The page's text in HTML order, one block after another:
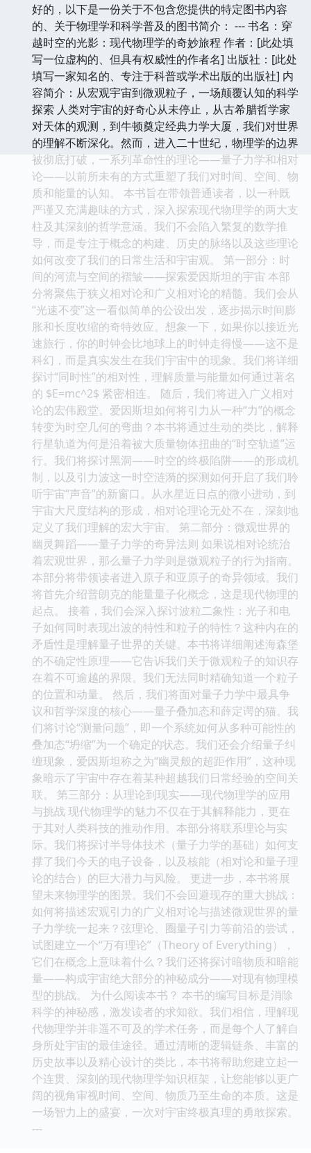
好的，以下是一份关于不包含您提供的特定图书内容
的、关于物理学和科学普及的图书简介： --- 书名：穿
越时空的光影：现代物理学的奇妙旅程 作者：[此处填
写一位虚构的、但具有权威性的作者名] 出版社：[此处
填写一家知名的、专注于科普或学术出版的出版社] 内
容简介：从宏观宇宙到微观粒子，一场颠覆认知的科学
探索 人类对宇宙的好奇心从未停止，从古希腊哲学家
对天体的观测，到牛顿奠定经典力学大厦，我们对世界
的理解不断深化。然而，进入二十世纪，物理学的边界
被彻底打破，一系列革命性的理论——量子力学和相对
论——以前所未有的方式重塑了我们对时间、空间、物
质和能量的认知。 本书旨在带领普通读者，以一种既
严谨又充满趣味的方式，深入探索现代物理学的两大支
柱及其深刻的哲学意涵。我们不会陷入繁复的数学推
导，而是专注于概念的构建、历史的脉络以及这些理论
如何改变了我们的日常生活和宇宙观。 第一部分：时
间的河流与空间的褶皱——探索爱因斯坦的宇宙 本部
分将聚焦于狭义相对论和广义相对论的精髓。我们会从
“光速不变”这一看似简单的公设出发，逐步揭示时间膨
胀和长度收缩的奇特效应。想象一下，如果你以接近光
速旅行，你的时钟会比地球上的时钟走得慢——这不是
科幻，而是真实发生在我们宇宙中的现象。我们将详细
探讨“同时性”的相对性，理解质量与能量如何通过著名
的 $E=mc^2$ 紧密相连。 随后，我们将进入广义相对
论的宏伟殿堂。爱因斯坦如何将引力从一种“力”的概念
转变为时空几何的弯曲？本书将通过生动的类比，解释
行星轨道为何是沿着被大质量物体扭曲的“时空轨道”运
行。我们将探讨黑洞——时空的终极陷阱——的形成机
制，以及引力波这一时空涟漪的探测如何开启了我们聆
听宇宙“声音”的新窗口。从水星近日点的微小进动，到
宇宙大尺度结构的形成，相对论理论无处不在，深刻地
定义了我们理解的宏大宇宙。 第二部分：微观世界的
幽灵舞蹈——量子力学的奇异法则 如果说相对论统治
着宏观世界，那么量子力学则是微观粒子的行为指南。
本部分将带领读者进入原子和亚原子的奇异领域。我们
将首先介绍普朗克的能量量子化概念，这是现代物理的
起点。 接着，我们会深入探讨波粒二象性：光子和电
子如何同时表现出波的特性和粒子的特性？这种内在的
矛盾性是理解量子世界的关键。本书将详细阐述海森堡
的不确定性原理——它告诉我们关于微观粒子的知识存
在着不可逾越的界限。我们无法同时精确知道一个粒子
的位置和动量。 然后，我们将面对量子力学中最具争
议和哲学深度的核心——量子叠加态和薛定谔的猫。我
们将讨论“测量问题”，即一个系统如何从多种可能性的
叠加态“坍缩”为一个确定的状态。我们还会介绍量子纠
缠现象，爱因斯坦称之为“幽灵般的超距作用”，这种现
象暗示了宇宙中存在着某种超越我们日常经验的空间关
联。 第三部分：从理论到现实——现代物理学的应用
与挑战 现代物理学的魅力不仅在于其解释能力，更在
于其对人类科技的推动作用。本部分将联系理论与实
际。我们将探讨半导体技术（量子力学的基础）如何支
撑了我们今天的电子设备，以及核能（相对论和量子理
论的结合）的巨大潜力与风险。 更进一步，本书将展
望未来物理学的图景。我们不会回避现存的重大挑战：
如何将描述宏观引力的广义相对论与描述微观世界的量
子力学统一起来？弦理论、圈量子引力等前沿的尝试，
试图建立一个“万有理论”（Theory of Everything），
它们在概念上意味着什么？我们还将探讨暗物质和暗能
量——构成宇宙绝大部分的神秘成分——对现有物理模
型的挑战。 为什么阅读本书？ 本书的编写目标是消除
科学的神秘感，激发读者的求知欲。我们相信，理解现
代物理学并非遥不可及的学术任务，而是每个人了解自
身所处宇宙的最佳途径。通过清晰的逻辑链条、丰富的
历史故事以及精心设计的类比，本书将帮助您建立起一
个连贯、深刻的现代物理学知识框架，让您能够以更广
阔的视角审视时间、空间、物质乃至生命的本质。这是
一场智力上的盛宴，一次对宇宙终极真理的勇敢探索。
---